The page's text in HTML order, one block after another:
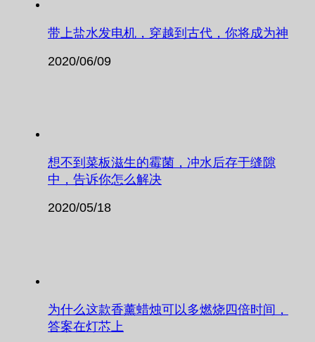
带上盐水发电机，穿越到古代，你将成为神
2020/06/09
想不到菜板滋生的霉菌，冲水后存于缝隙
中，告诉你怎么解决
2020/05/18
为什么这款香薰蜡烛可以多燃烧四倍时间，
答案在灯芯上